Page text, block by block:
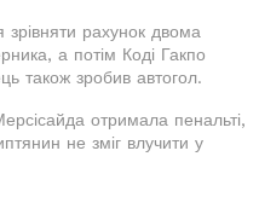
рахунок двома
а потім Коді Гакпо
також зробив автогол.
отримала пенальті,
не зміг влучити у